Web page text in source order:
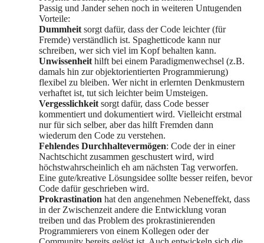
Passig und Jander sehen noch in weiteren Untugenden
Vorteile:
Dummheit sorgt dafür, dass der Code leichter (für
Fremde) verständlich ist. Spaghetticode kann nur
schreiben, wer sich viel im Kopf behalten kann.
Unwissenheit hilft bei einem Paradigmenwechsel (z.B.
damals hin zur objektorientierten Programmierung)
flexibel zu bleiben. Wer nicht in erlernten Denkmustern
verhaftet ist, tut sich leichter beim Umsteigen.
Vergesslichkeit sorgt dafür, dass Code besser
kommentiert und dokumentiert wird. Vielleicht erstmal
nur für sich selber, aber das hilft Fremden dann
wiederum den Code zu verstehen.
Fehlendes Durchhaltevermögen: Code der in einer
Nachtschicht zusammen geschustert wird, wird
höchstwahrscheinlich eh am nächsten Tag verworfen.
Eine gute/kreative Lösungsidee sollte besser reifen, bevor
Code dafür geschrieben wird.
Prokrastination hat den angenehmen Nebeneffekt, dass
in der Zwischenzeit andere die Entwicklung voran
treiben und das Problem des prokrastinierenden
Programmierers von einem Kollegen oder der